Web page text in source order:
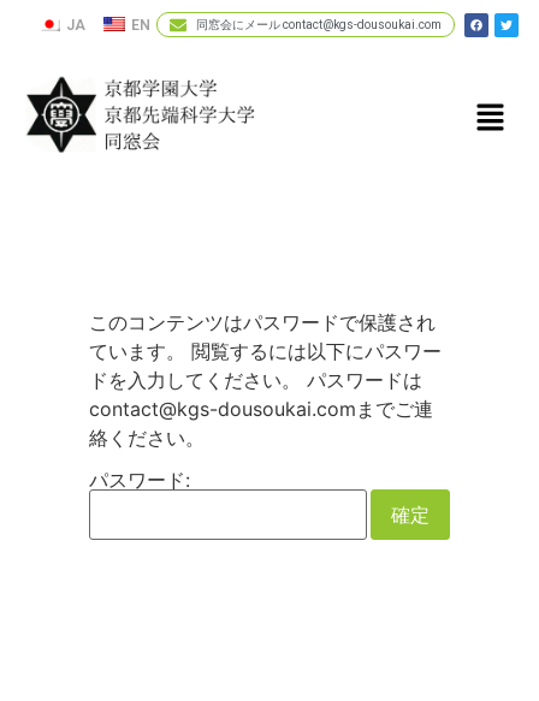
JA EN 同窓会にメール contact@kgs-dousoukai.com
このコンテンツはパスワードで保護され
ています。 閲覧するには以下にパスワー
ドを入力してください。 パスワードは
contact@kgs-dousoukai.comまでご連
絡ください。
パスワード: